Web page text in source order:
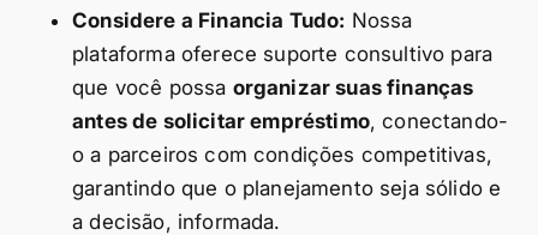
Considere a Financia Tudo: Nossa
plataforma oferece suporte consultivo para
que você possa organizar suas finanças
antes de solicitar empréstimo, conectando-
o a parceiros com condições competitivas,
garantindo que o planejamento seja sólido e
a decisão, informada.